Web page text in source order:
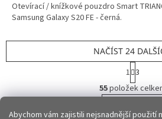
Abychom vám zajistili nejsnadnější použití
Otevírací / knížkové pouzdro Smart
Samsung Galaxy S20 FE - černá.
O
v
NAČÍST 24
S
t
r
á
k
1 3
55položek